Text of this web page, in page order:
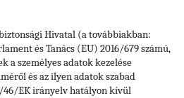
Hivatal (a továbbiakban:
és Tanács (EU) 2016/679 számú,
a személyes adatok kezelése
és az ilyen adatok szabad
EK irányelv hatályon kívül